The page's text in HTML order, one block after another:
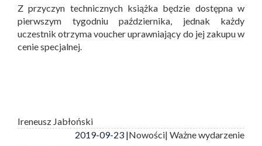
Z przyczyn technicznych książka będzie dostępna w
pierwszym tygodniu października, jednak każdy
uczestnik otrzyma voucher uprawniający do jej zakupu w
cenie specjalnej.
Ireneusz Jabłoński
2019-09-23 |Nowości| Ważne wydarzenie